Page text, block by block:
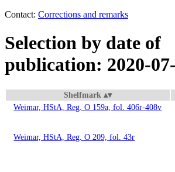
Contact: Corrections and remarks
Selection by date of
publication: 2020-
Shelfmark
Weimar, HStA, Reg. O 159a, fol. 406r-408v
Weimar, HStA, Reg. O 209, fol. 43r